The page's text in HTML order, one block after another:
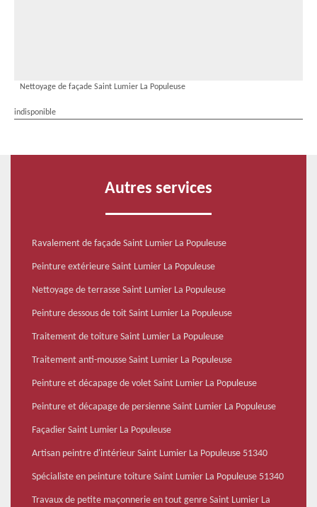
Nettoyage de façade Saint Lumier La Populeuse
indisponible
Autres services
Ravalement de façade Saint Lumier La Populeuse
Peinture extérieure Saint Lumier La Populeuse
Nettoyage de terrasse Saint Lumier La Populeuse
Peinture dessous de toit Saint Lumier La Populeuse
Traitement de toiture Saint Lumier La Populeuse
Traitement anti-mousse Saint Lumier La Populeuse
Peinture et décapage de volet Saint Lumier La Populeuse
Peinture et décapage de persienne Saint Lumier La Populeuse
Façadier Saint Lumier La Populeuse
Artisan peintre d'intérieur Saint Lumier La Populeuse 51340
Spécialiste en peinture toiture Saint Lumier La Populeuse 51340
Travaux de petite maçonnerie en tout genre Saint Lumier La